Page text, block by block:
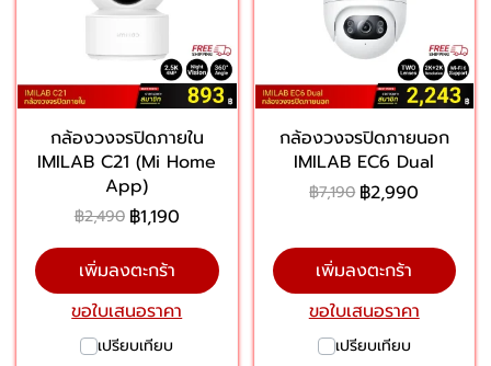
กล้องวงจรปิดภายใน
IMILAB C21 (Mi Home
App)
฿2,490 ฿1,190
เพิ่มลงตะกร้า
ขอใบเสนอราคา
เปรียบเทียบ
กล้องวงจรปิดภายนอก
IMILAB EC6 Dual
฿7,190 ฿2,990
เพิ่มลงตะกร้า
ขอใบเสนอราคา
เปรียบเทียบ